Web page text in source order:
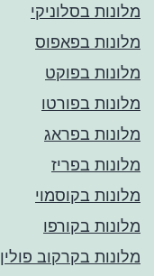
מלונות בסלוניקי
מלונות בפאפוס
מלונות בפוקט
מלונות בפורטו
מלונות בפראג
מלונות בפריז
מלונות בקוסמוי
מלונות בקורפו
מלונות בקרקוב פולין